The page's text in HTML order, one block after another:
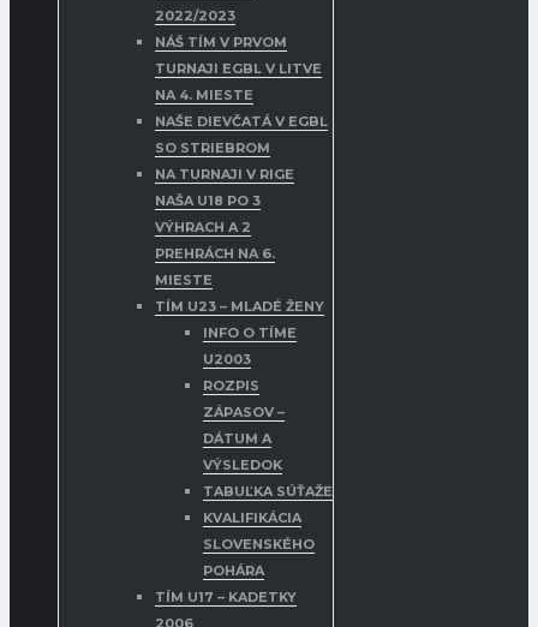
2022/2023
NÁŠ TÍM V PRVOM
TURNAJI EGBL V LITVE
NA 4. MIESTE
NAŠE DIEVČATÁ V EGBL
SO STRIEBROM
NA TURNAJI V RIGE
NAŠA U18 PO 3
VÝHRACH A 2
PREHRÁCH NA 6.
MIESTE
TÍM U23 – MLADÉ ŽENY
INFO O TÍME
U2003
ROZPIS
ZÁPASOV –
DÁTUM A
VÝSLEDOK
TABUĽKA SÚŤAŽE
KVALIFIKÁCIA
SLOVENSKÉHO
POHÁRA
TÍM U17 – KADETKY